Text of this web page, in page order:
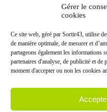
Gérer le
cookies
Ce site web, géré par Sortir43, utilise
de manière optimale, de mesurer et
partageons également les informations
partenaires d'analyse, de publicité et
moment d'accepter ou non les cookies